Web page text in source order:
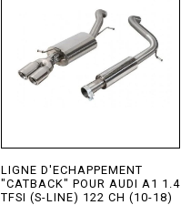
LIGNE D'ECHAPPEMENT
"CATBACK" POUR AUDI A1 1.4
TFSI (S-LINE) 122 CH (10-18)